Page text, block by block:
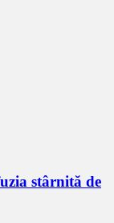
stârnită de